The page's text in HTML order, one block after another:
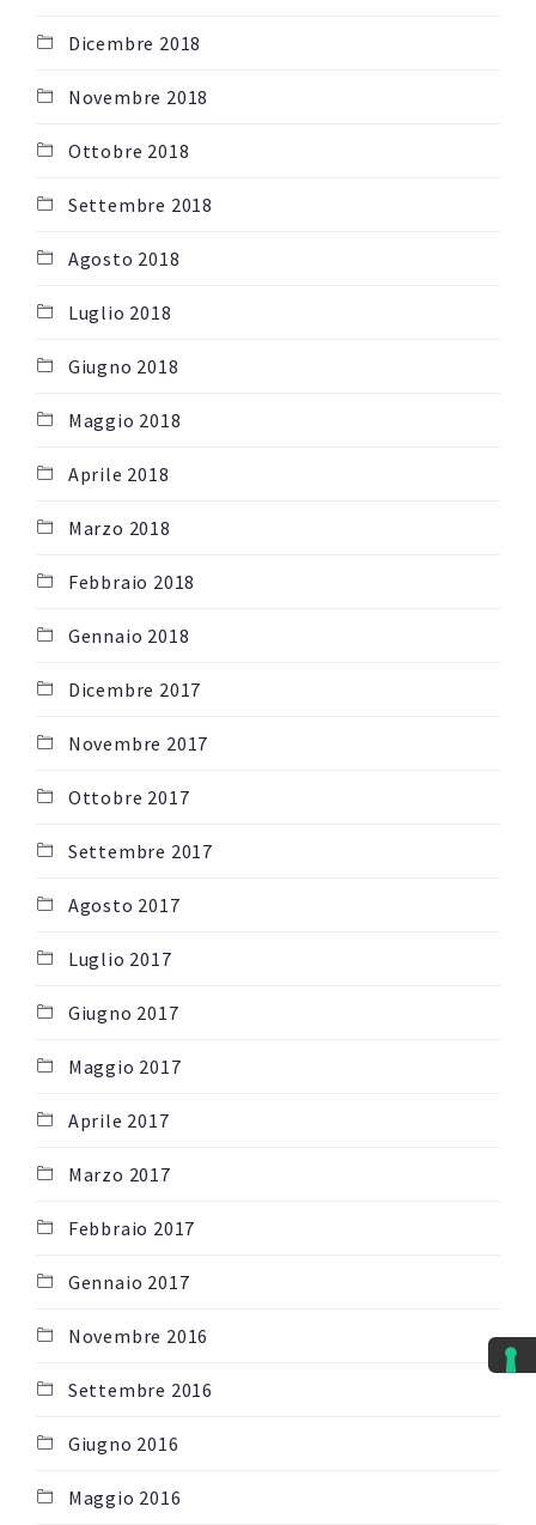
Dicembre 2018
Novembre 2018
Ottobre 2018
Settembre 2018
Agosto 2018
Luglio 2018
Giugno 2018
Maggio 2018
Aprile 2018
Marzo 2018
Febbraio 2018
Gennaio 2018
Dicembre 2017
Novembre 2017
Ottobre 2017
Settembre 2017
Agosto 2017
Luglio 2017
Giugno 2017
Maggio 2017
Aprile 2017
Marzo 2017
Febbraio 2017
Gennaio 2017
Novembre 2016
Settembre 2016
Giugno 2016
Maggio 2016